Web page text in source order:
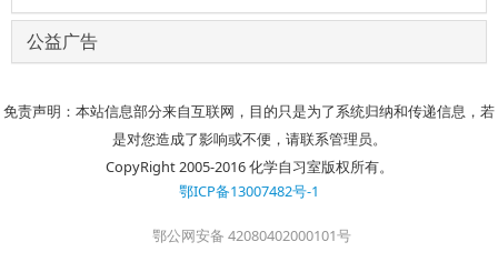
公益广告
免责声明：本站信息部分来自互联网，目的只是为了系统归纳和传递信息，若
是对您造成了影响或不便，请联系管理员。
CopyRight 2005-2016 化学自习室版权所有。
鄂ICP备13007482号-1
鄂公网安备 42080402000101号